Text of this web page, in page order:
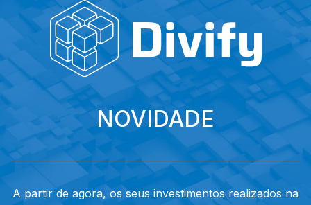
NOVIDADE
A partir de agora, os seus investimentos realizados na